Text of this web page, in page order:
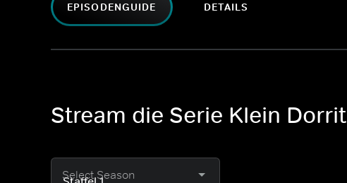
EPISODENGUIDE DETAILS
Stream die Serie Klein Dorrit
Select Season